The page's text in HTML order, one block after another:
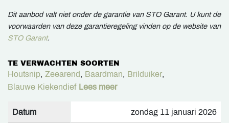
Dit aanbod valt niet onder de garantie van STO Garant. U kunt de
voorwaarden van deze garantieregeling vinden op de website van
STO Garant.
TE VERWACHTEN SOORTEN
Houtsnip, Zeearend, Baardman, Brilduiker,
Blauwe Kiekendief Lees meer
Datum zondag 11 januari 2026